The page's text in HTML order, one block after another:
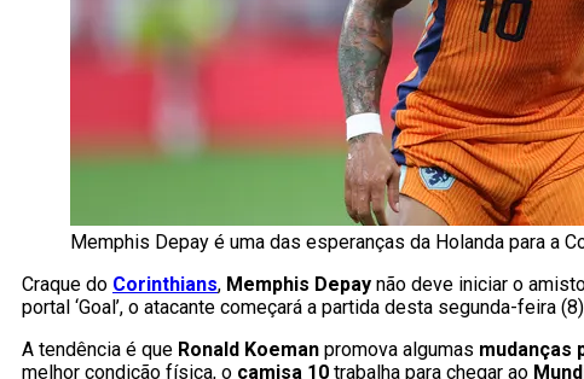
Memphis Depay é uma das esperanças da Holanda para a
Craque do Corinthians, Memphis Depay não deve iniciar o
portal ‘Goal’, o atacante começará a partida desta segunda-feira
A tendência é que Ronald Koeman promova algumas mudanças
melhor condição física, o camisa 10 trabalha para chegar ao